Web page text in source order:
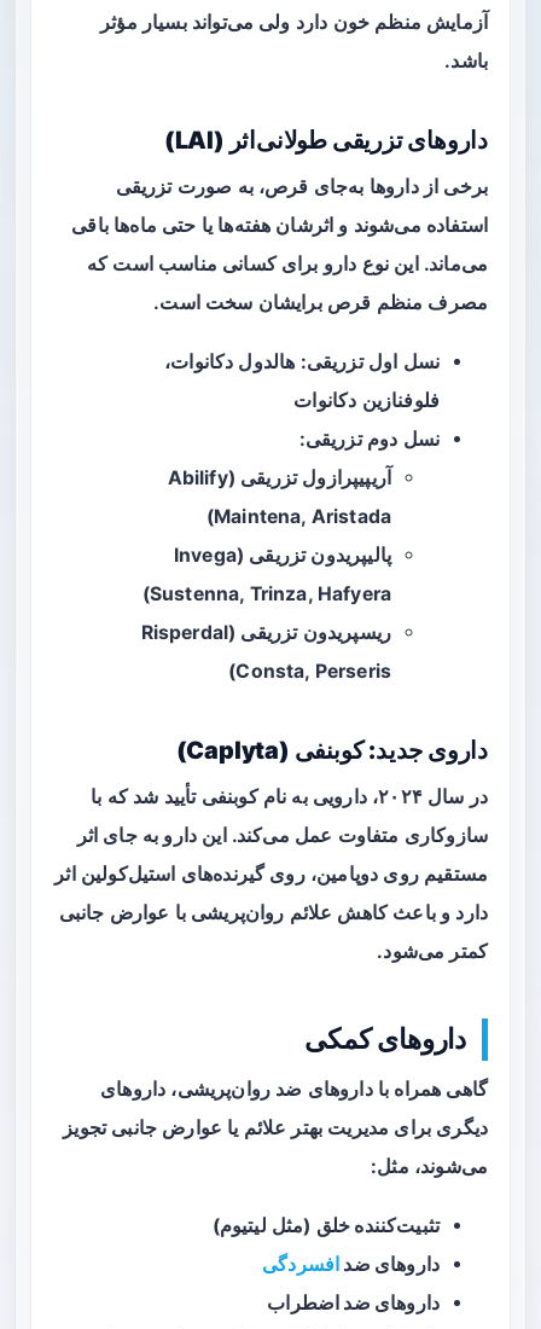
آزمایش منظم خون دارد ولی می‌تواند بسیار مؤثر
باشد.
داروهای تزریقی طولانی‌اثر (LAI)
برخی از داروها به‌جای قرص، به صورت تزریقی
استفاده می‌شوند و اثرشان هفته‌ها یا حتی ماه‌ها باقی
می‌ماند. این نوع دارو برای کسانی مناسب است که
مصرف منظم قرص برایشان سخت است.
نسل اول تزریقی: هالدول دکانوات،
فلوفنازین دکانوات
نسل دوم تزریقی:
آریپیپرازول تزریقی (Abilify
Maintena, Aristada)
پالیپریدون تزریقی (Invega
Sustenna, Trinza, Hafyera)
ریسپریدون تزریقی (Risperdal
Consta, Perseris)
داروی جدید:کوبنفی (Caplyta)
در سال ۲۰۲۴، دارویی به نام کوبنفی تأیید شد که با
سازوکاری متفاوت عمل می‌کند. این دارو به جای اثر
مستقیم روی دوپامین، روی گیرنده‌های استیل‌کولین اثر
دارد و باعث کاهش علائم روان‌پریشی با عوارض جانبی
کمتر می‌شود.
داروهای کمکی
گاهی همراه با داروهای ضد روان‌پریشی، داروهای
دیگری برای مدیریت بهتر علائم یا عوارض جانبی تجویز
می‌شوند، مثل:
تثبیت‌کننده خلق (مثل لیتیوم)
داروهای ضد افسردگی
داروهای ضد اضطراب